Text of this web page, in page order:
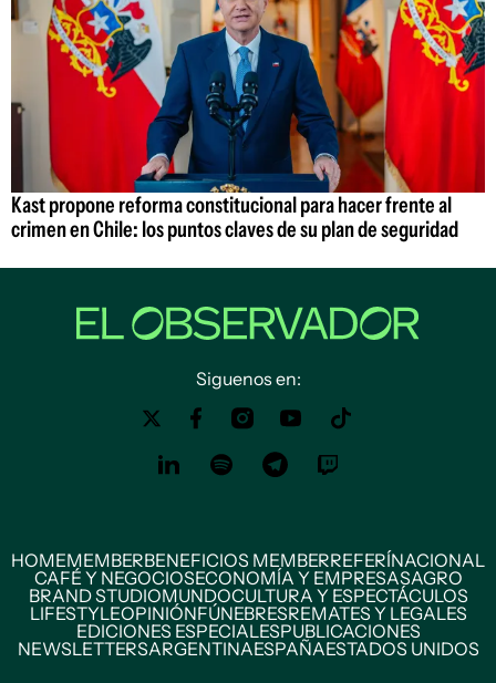
Kast propone reforma constitucional para hacer frente al
crimen en Chile: los puntos claves de su plan de seguridad
Siguenos en:
HOMEMEMBERBENEFICIOS MEMBERREFERÍNACIONAL
CAFÉ Y NEGOCIOSECONOMÍA Y EMPRESASAGRO
BRAND STUDIOMUNDOCULTURA Y ESPECTÁCULOS
LIFESTYLEOPINIÓNFÚNEBRESREMATES Y LEGALES
EDICIONES ESPECIALESPUBLICACIONES
NEWSLETTERSARGENTINAESPAÑAESTADOS UNIDOS